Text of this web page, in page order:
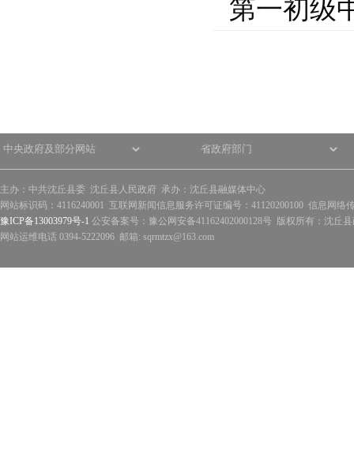
第一初级
主办：中共沈丘县委 沈丘县人民政府 承办：沈丘县融媒体中心
网站标识码：4116240001 互联网新闻信息服务许可证编号：41120200100 信息网络
豫ICP备13003979号-1 公安备案号：豫公网安备41162402000128号 版权所有：沈丘
网站运维电话 0394-5222096 邮箱: sqrmtzx@163.com